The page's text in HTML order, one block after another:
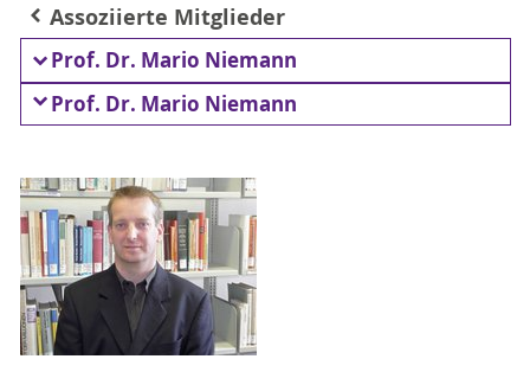
Assoziierte Mitglieder
Prof. Dr. Mario Niemann
Prof. Dr. Mario Niemann